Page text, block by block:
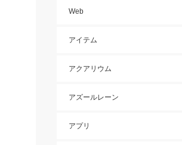
Web
アイテム
アクアリウム
アズールレーン
アプリ